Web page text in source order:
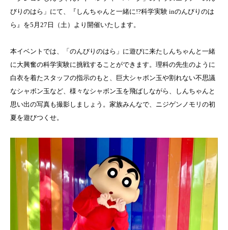
びりのはら」にて、『しんちゃんと一緒に!?科学実験 inのんびりのは
ら』を5月27日（土）より開催いたします。
本イベントでは、「のんびりのはら」に遊びに来たしんちゃんと一緒
に大興奮の科学実験に挑戦することができます。理科の先生のように
白衣を着たスタッフの指示のもと、巨大シャボン玉や割れない不思議
なシャボン玉など、様々なシャボン玉を飛ばしながら、しんちゃんと
思い出の写真も撮影しましょう。家族みんなで、ニジゲンノモリの初
夏を遊びつくせ。